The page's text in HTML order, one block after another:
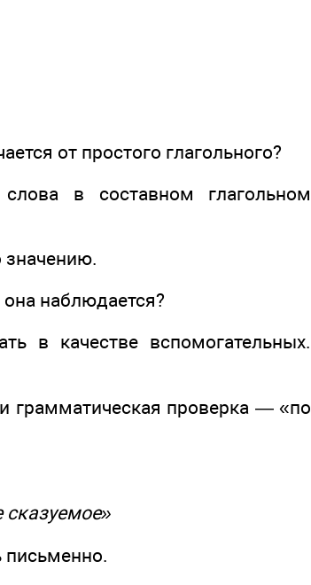
от простого глагольного?
в составном глагольном
значению.
наблюдается?
в качестве вспомогательных.
грамматическая проверка — «по
сказуемое»
письменно.